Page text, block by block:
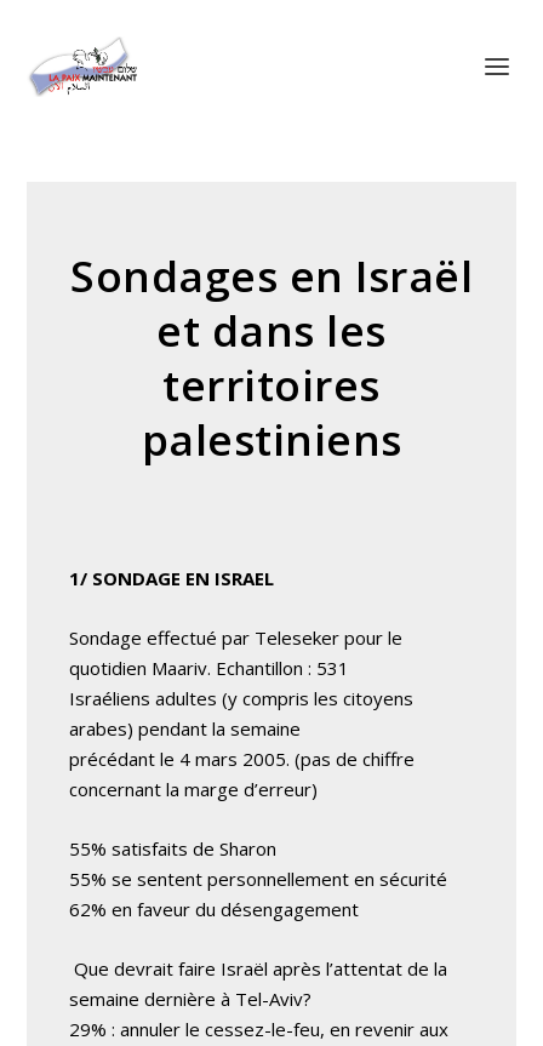
Sondages en Israël
et dans les
territoires
palestiniens
1/ SONDAGE EN ISRAEL
Sondage effectué par Teleseker pour le
quotidien Maariv. Echantillon : 531
Israéliens adultes (y compris les citoyens
arabes) pendant la semaine
précédant le 4 mars 2005. (pas de chiffre
concernant la marge d’erreur)
55% satisfaits de Sharon
55% se sentent personnellement en sécurité
62% en faveur du désengagement
Que devrait faire Israël après l’attentat de la
semaine dernière à Tel-Aviv?
29% : annuler le cessez-le-feu, en revenir aux